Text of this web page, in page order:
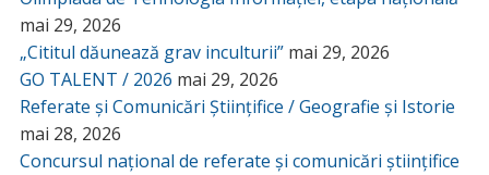
mai 29, 2026
„Cititul dăunează grav inculturii” mai 29, 2026
GO TALENT / 2026 mai 29, 2026
Referate și Comunicări Științifice / Geografie și Istorie
mai 28, 2026
Concursul național de referate și comunicări științifice